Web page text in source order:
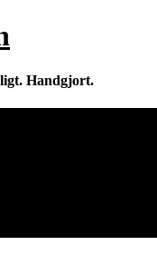
Handgjort.